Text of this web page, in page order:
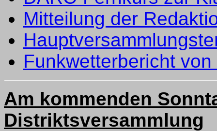
Mitteilung der
Funkwetterbericht von
Am kommenden
Distriktsversammlung